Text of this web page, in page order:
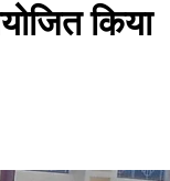
किया